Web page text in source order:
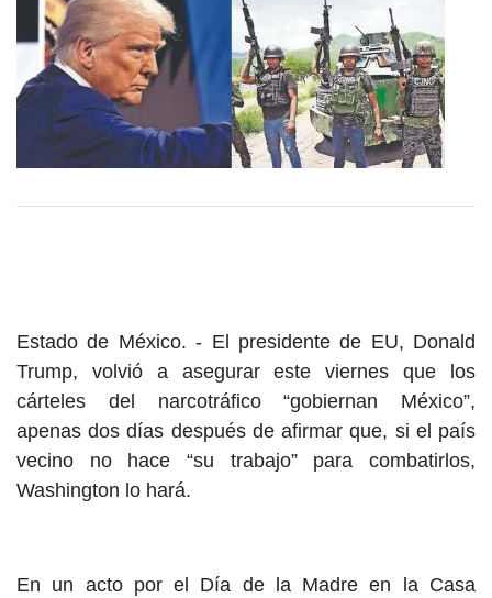
Estado de México. - El presidente de EU, Donald
Trump, volvió a asegurar este viernes que los
cárteles del narcotráfico “gobiernan México”,
apenas dos días después de afirmar que, si el país
vecino no hace “su trabajo” para combatirlos,
Washington lo hará.
En un acto por el Día de la Madre en la Casa